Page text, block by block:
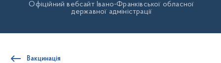
Офіційний вебсайт Івано-Франківської обласної
державної адміністрації
Вакцинація